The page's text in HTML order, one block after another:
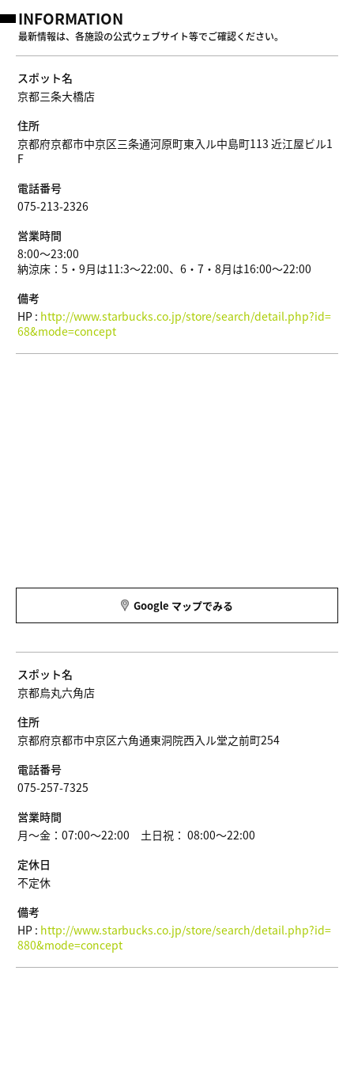
INFORMATION
最新情報は、各施設の公式ウェブサイト等でご確認ください。
スポット名
京都三条大橋店
住所
京都府京都市中京区三条通河原町東入ル中島町113 近江屋ビル1
F
電話番号
075-213-2326
営業時間
8:00～23:00
納涼床：5・9月は11:3～22:00、6・7・8月は16:00～22:00
備考
HP : http://www.starbucks.co.jp/store/search/detail.php?id=
68&mode=concept
Google マップでみる
スポット名
京都烏丸六角店
住所
京都府京都市中京区六角通東洞院西入ル堂之前町254
電話番号
075-257-7325
営業時間
月～金：07:00～22:00 土日祝： 08:00～22:00
定休日
不定休
備考
HP : http://www.starbucks.co.jp/store/search/detail.php?id=
880&mode=concept